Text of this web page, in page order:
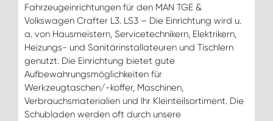
Fahrzeugeinrichtungen für den MAN TGE &
Volkswagen Crafter L3. LS3 – Die Einrichtung wird u.
a. von Hausmeistern, Servicetechnikern, Elektrikern,
Heizungs- und Sanitärinstallateuren und Tischlern
genutzt. Die Einrichtung bietet gute
Aufbewahrungsmöglichkeiten für
Werkzeugtaschen/-koffer, Maschinen,
Verbrauchsmaterialien und Ihr Kleinteilsortiment. Die
Schubladen werden oft durch unsere